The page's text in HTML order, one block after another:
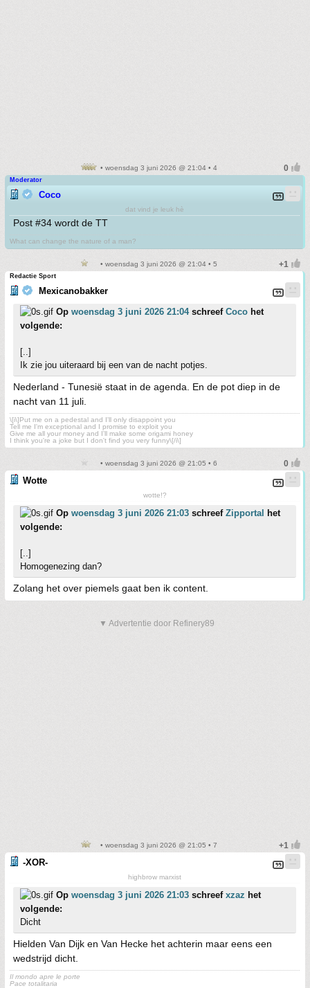
• woensdag 3 juni 2026 @ 21:04 • 4
Moderator
Coco
dat vind je leuk hè
Post #34 wordt de TT
What can change the nature of a man?
• woensdag 3 juni 2026 @ 21:04 • 5
Redactie Sport
Mexicanobakker
Op woensdag 3 juni 2026 21:04schreef Coco het
volgende:
[..]
Ik zie jou uiteraard bij een van de nacht potjes.
Nederland - Tunesië staat in de agenda. En de pot diep in de
nacht van 11 juli.
\[i\]Put me on a pedestal and I'll only disappoint you
Tell me I'm exceptional and I promise to exploit you
Give me all your money and I'll make some origami honey
I think you're a joke but I don't find you very funny\[/i\]
• woensdag 3 juni 2026 @ 21:05 • 6
Wotte
wotte!?
Op woensdag 3 juni 2026 21:03 schreef Zipportal
het
volgende:
[..]
Homogenezing dan?
Zolang het over piemels gaat ben ik content.
▼ Advertentie door Refinery89
• woensdag 3 juni 2026 @ 21:05 • 7
-XOR-
highbrow marxist
Op woensdag 3 juni 2026 21:03 schreef xzaz het
volgende:
Dicht
Hielden Van Dijk en Van Hecke het achterin maar eens een
wedstrijd dicht.
Il mondo apre le porte
Pace totalitaria